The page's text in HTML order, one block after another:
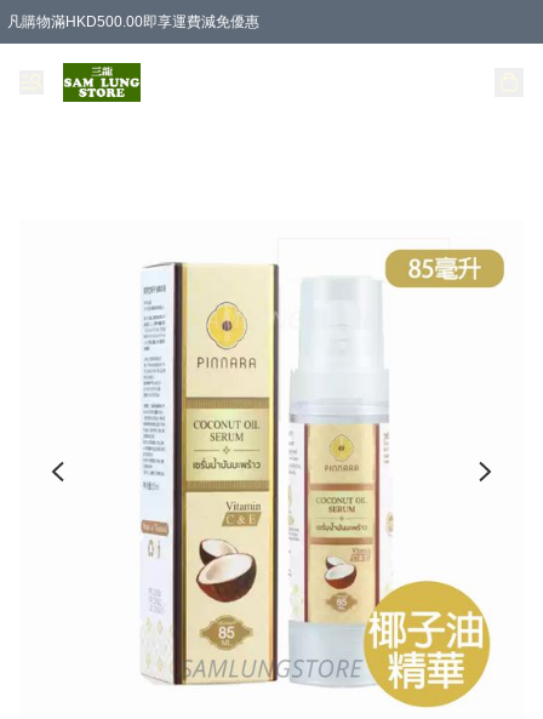
凡購物滿HKD500.00即享運費減免優惠